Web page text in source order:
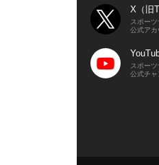
X（旧
スポー
公式アカ
スポー
公式チャ